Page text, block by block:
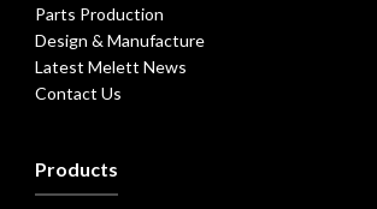
Parts Production
Design & Manufacture
Latest Melett News
Contact Us
Products